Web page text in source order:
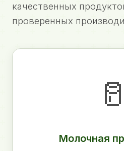
качественных
проверенных
🥛
Молочная